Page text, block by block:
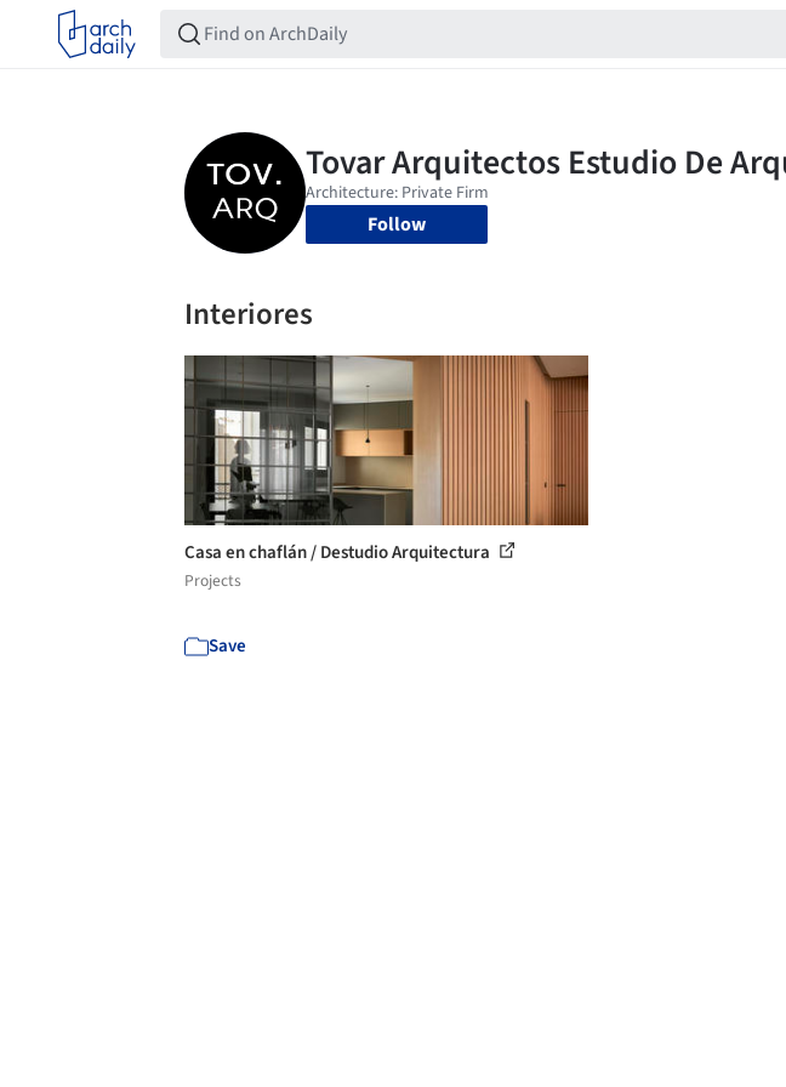
Follow
Interiores
Casa en chaflán / Destudio Arquitectura
Projects
Save